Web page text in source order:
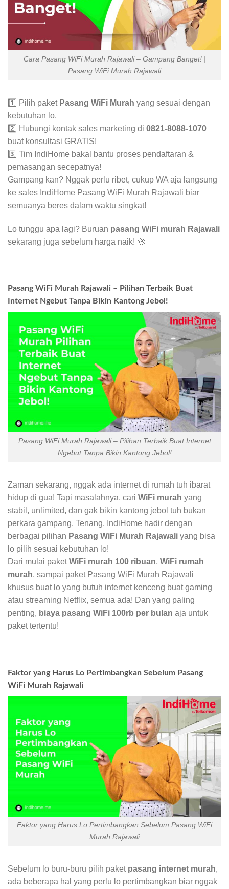
Cara Pasang WiFi Murah Rajawali – Gampang Banget! |
Pasang WiFi Murah Rajawali
1️⃣ Pilih paket Pasang WiFi Murah yang sesuai dengan
kebutuhan lo.
2️⃣ Hubungi kontak sales marketing di 0821-8088-1070
buat konsultasi GRATIS!
3️⃣ Tim IndiHome bakal bantu proses pendaftaran &
pemasangan secepatnya!
Gampang kan? Nggak perlu ribet, cukup WA aja langsung
ke sales IndiHome Pasang WiFi Murah Rajawali biar
semuanya beres dalam waktu singkat!
Lo tunggu apa lagi? Buruan pasang WiFi murah Rajawali
sekarang juga sebelum harga naik! 🚀
Pasang WiFi Murah Rajawali – Pilihan Terbaik Buat
Internet Ngebut Tanpa Bikin Kantong Jebol!
Pasang WiFi Murah Rajawali – Pilihan Terbaik Buat Internet
Ngebut Tanpa Bikin Kantong Jebol!
Zaman sekarang, nggak ada internet di rumah tuh ibarat
hidup di gua! Tapi masalahnya, cari WiFi murah yang
stabil, unlimited, dan gak bikin kantong jebol tuh bukan
perkara gampang. Tenang, IndiHome hadir dengan
berbagai pilihan Pasang WiFi Murah Rajawali yang bisa
lo pilih sesuai kebutuhan lo!
Dari mulai paketWiFi murah 100 ribuan, WiFi rumah
murah, sampai paket Pasang WiFi Murah Rajawali
khusus buat lo yang butuh internet kenceng buat gaming
atau streaming Netflix, semua ada! Dan yang paling
penting, biaya pasang WiFi 100rb per bulan aja untuk
paket tertentu!
Faktor yang Harus Lo Pertimbangkan Sebelum Pasang
WiFi Murah Rajawali
Faktor yang Harus Lo Pertimbangkan Sebelum Pasang WiFi
Murah Rajawali
Sebelum lo buru-buru pilih paket pasang internet murah,
ada beberapa hal yang perlu lo pertimbangkan biar nggak